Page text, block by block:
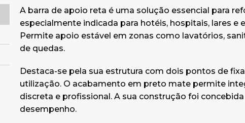
A barra de apoio reta é uma solução essencial para
especialmente indicada para hotéis, hospitais, lares
Permite apoio estável em zonas como lavatórios,
de quedas.
Destaca-se pela sua estrutura com dois pontos de
utilização. O acabamento em preto mate permite
discreta e profissional. A sua construção foi
desempenho.